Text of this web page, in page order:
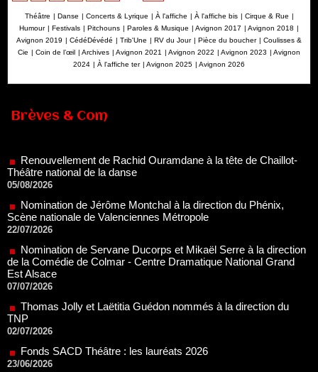
Théâtre | Danse | Concerts & Lyrique | À l'affiche | À l'affiche bis | Cirque & Rue |
Humour | Festivals | Pitchouns | Paroles & Musique | Avignon 2017 | Avignon 2018 |
Avignon 2019 | CédéDévédé | Trib'Une | RV du Jour | Pièce du boucher | Coulisses &
Cie | Coin de l’œil | Archives | Avignon 2021 | Avignon 2022 | Avignon 2023 | Avignon
2024 | À l'affiche ter | Avignon 2025 | Avignon 2026
Brèves & Com
Renouvellement de Rachid Ouramdane à la tête de Chaillot-
Nomination de Jérôme Montchal à la direction du Phénix,
Scène nationale de Valenciennes Métropole
Nomination de Servane Ducorps et Mikaël Serre à la direction
de la Comédie de Colmar - Centre Dramatique National Grand
07/07/2026
Thomas Jolly et Laëtitia Guédon nommés à la direction du
TNP
Fonds SACD Théâtre : les lauréats 2026
23/06/2026
Dispositif ARTCENA Écrire pour le cirque, les lauréats 2026 !
20/06/2026